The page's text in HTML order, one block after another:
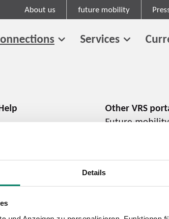
Details
About us future mobility
Services
Future-mobility
Career